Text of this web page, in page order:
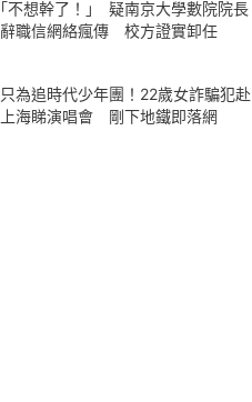
｢不想幹了！｣ 疑南京大學數院院長
辭職信網絡瘋傳 校方證實卸任
只為追時代少年團！22歲女詐騙犯赴
上海睇演唱會 剛下地鐵即落網